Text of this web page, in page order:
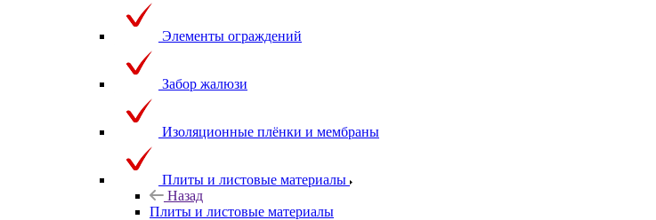
Элементы ограждений
Забор жалюзи
Изоляционные плёнки и мембраны
Плиты и листовые материалы
Назад
Плиты и листовые материалы